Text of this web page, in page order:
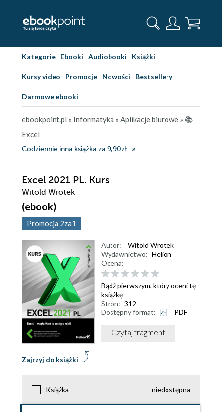
Kategorie Ebooki Audiobooki Książki
Kursy video Promocje Nowości Bestsellery
Darmowe ebooki
ebookpoint.pl » Informatyka » Aplikacje biurowe » 📚
Excel
Codziennie inna książka za 9,90zł
Excel 2021 PL. Kurs
Witold Wrotek
(ebook)
Promocja 2za1
Zajrzyj do książki
Autor:
Witold Wrotek
Wydawnictwo: Helion
Ocena:
Bądź pierwszym, który oceni tę
książkę
Stron: 312
Dostępny format:
PDF
Czytaj fragment
Książka niedostępna